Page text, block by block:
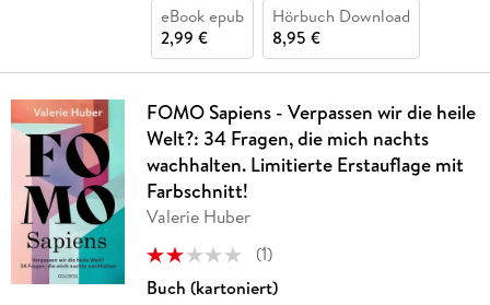
eBook epub
2,99 €
Hörbuch Download
8,95 €
FOMO Sapiens - Verpassen wir die heile
Welt?: 34 Fragen, die mich nachts
wachhalten. Limitierte Erstauflage mit
Farbschnitt!
Valerie Huber
(1)
Buch (kartoniert)